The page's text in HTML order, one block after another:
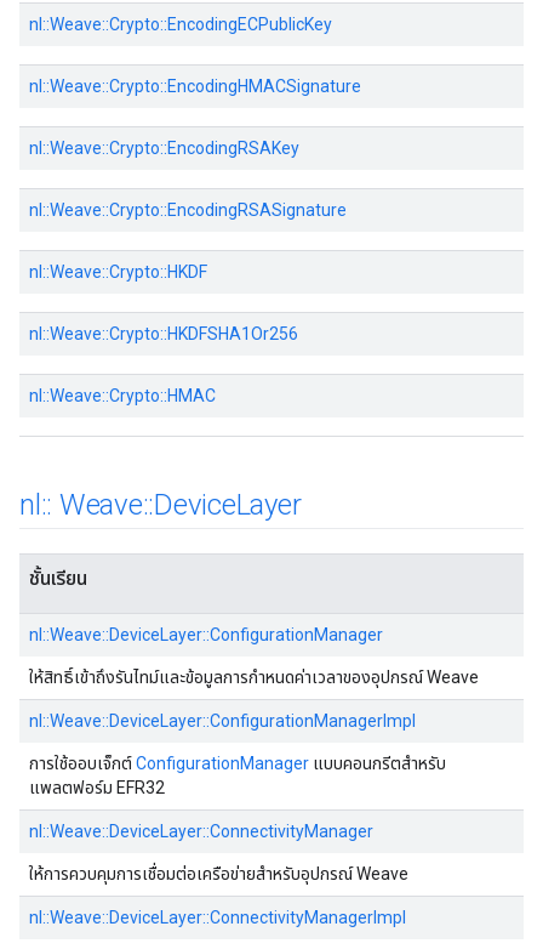
nl::Weave::Crypto::EncodingECPublicKey
nl::Weave::Crypto::EncodingHMACSignature
nl::Weave::Crypto::EncodingRSAKey
nl::Weave::Crypto::EncodingRSASignature
nl::Weave::Crypto::HKDF
nl::Weave::Crypto::HKDFSHA1Or256
nl::Weave::Crypto::HMAC
nl :: Weave::DeviceLayer
ชั้นเรียน
nl::Weave::DeviceLayer::ConfigurationManager
ให้สิทธิ์เข้าถึงรันไทม์และข้อมูลการกําหนดค่าเวลาของอุปกรณ์ Weave
nl::Weave::DeviceLayer::ConfigurationManagerImpl
การใช้ออบเจ็กต์ConfigurationManager แบบคอนกรีตสําหรับ
แพลตฟอร์ม EFR32
nl::Weave::DeviceLayer::ConnectivityManager
ให้การควบคุมการเชื่อมต่อเครือข่ายสําหรับอุปกรณ์ Weave
nl::Weave::DeviceLayer::ConnectivityManagerImpl